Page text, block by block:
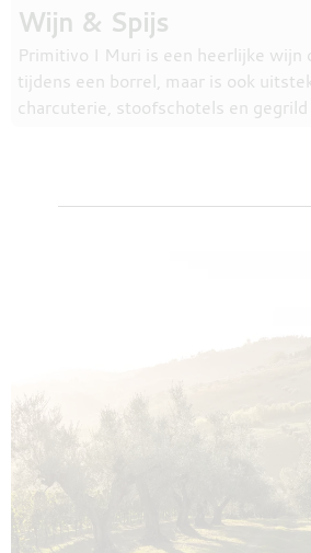
Wijn & Spijs
Primitivo I Muri is een heerlijke wijn
tijdens een borrel, maar is ook
charcuterie, stoofschotels en gegrild